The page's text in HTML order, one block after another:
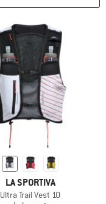
LA SPORTIVA
Ultra Trail Vest 10